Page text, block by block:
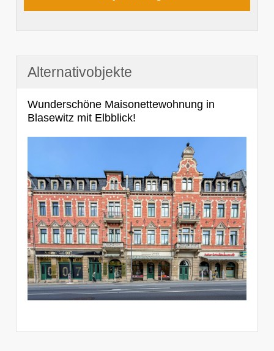
Alternativobjekte
Wunderschöne Maisonettewohnung in
Blasewitz mit Elbblick!